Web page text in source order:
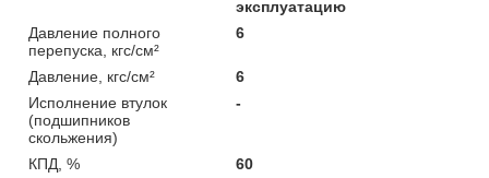
эксплуатацию
Давление полного
перепуска, кгс/см²
6
Давление, кгс/см²
6
Исполнение втулок
(подшипников
скольжения)
-
КПД, %
60